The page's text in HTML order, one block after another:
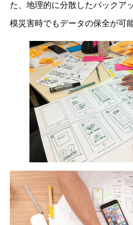
た、地理的に分散したバックア
模災害時でもデータの保全が可